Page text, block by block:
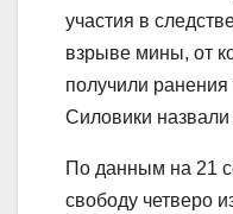
участия в
взрыве мины, от
получили
Силовики
По данным на 21
свободу четверо